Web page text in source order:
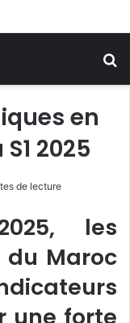
en
2025
de lecture
les
Maroc